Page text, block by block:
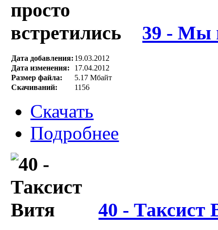
39 - Мы
Дата добавления: 19.03.2012
Дата изменения:
17.04.2012
Размер файла:
5.17 Мбайт
Скачиваний:
1156
Скачать
Подробнее
40 - Таксист